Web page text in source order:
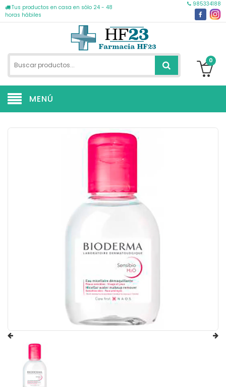
Tus productos en casa en sólo 24 - 48
horas hábiles
985334188
0
MENÚ